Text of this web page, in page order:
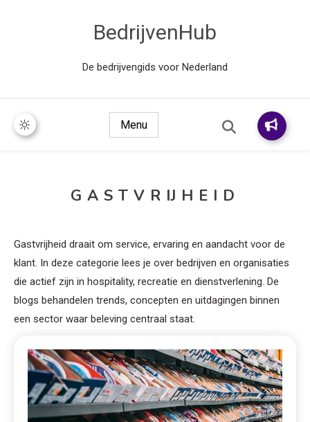
BedrijvenHub
De bedrijvengids voor Nederland
Menu
GASTVRIJHEID
Gastvrijheid draait om service, ervaring en aandacht voor de
klant. In deze categorie lees je over bedrijven en organisaties
die actief zijn in hospitality, recreatie en dienstverlening. De
blogs behandelen trends, concepten en uitdagingen binnen
een sector waar beleving centraal staat.